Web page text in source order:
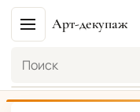
Арт-декупаж